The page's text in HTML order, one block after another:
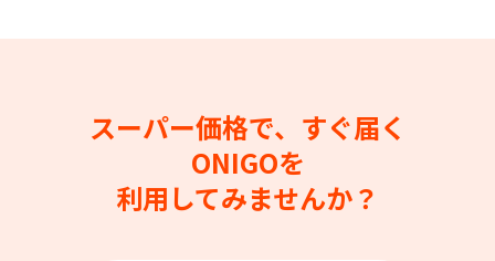
スーパー価格で、すぐ届く
ONIGOを
利用してみませんか？